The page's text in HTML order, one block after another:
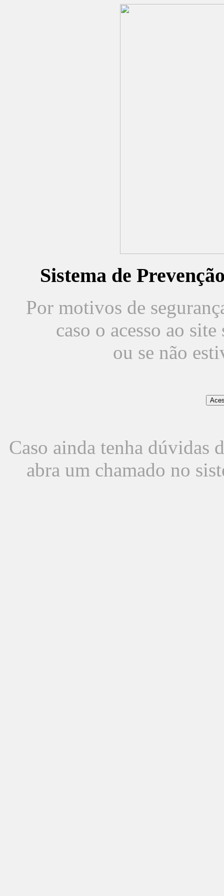
Sistema de
Por motivos de
caso o acesso ao
ou se não
Caso ainda tenha dúvidas
abra um chamado no